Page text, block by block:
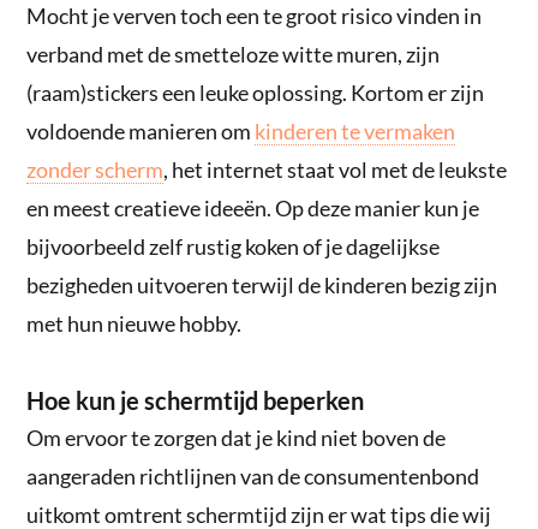
Mocht je verven toch een te groot risico vinden in
verband met de smetteloze witte muren, zijn
(raam)stickers een leuke oplossing. Kortom er zijn
voldoende manieren om kinderen te vermaken
zonder scherm, het internet staat vol met de leukste
en meest creatieve ideeën. Op deze manier kun je
bijvoorbeeld zelf rustig koken of je dagelijkse
bezigheden uitvoeren terwijl de kinderen bezig zijn
met hun nieuwe hobby.
Hoe kun je schermtijd beperken
Om ervoor te zorgen dat je kind niet boven de
aangeraden richtlijnen van de consumentenbond
uitkomt omtrent schermtijd zijn er wat tips die wij